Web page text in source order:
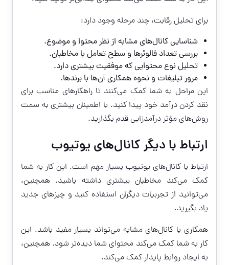
برای تحلیل رقابت، چند مرحله وجود دارد:
شناسایی کانال‌های مشابه از نظر محتوا و موضوع.
بررسی تعداد فالوئرها و سطح تعامل با مخاطبان.
تحلیل نوع محتوایی که موفقیت بیشتری دارد.
مرور تبلیغات و نحوه همکاری آن‌ها با برندها.
این مراحل به شما کمک می‌کنند تا راهکارهای مناسب برای
نقد کردن درآمد خود پیدا کنید. با اطمینان بیشتری به سمت
روش‌های مؤثر درآمدزایی قدم بگذارید.
ارتباط با دیگر کانال‌های یوتیوب
ارتباط با کانال‌های یوتیوب بسیار مهم است. این کار به شما
کمک می‌کند مخاطبان بیشتری داشته باشید. همچنین،
می‌توانید از تجربیات دیگران استفاده کنید و چیزهای جدید
یاد بگیرید.
همکاری با کانال‌های مشابه می‌تواند بسیار مفید باشد. این
کار به شما کمک می‌کند محتوای شما دیده‌تر شود. همچنین،
به ایجاد روابط پایدار کمک می‌کند.